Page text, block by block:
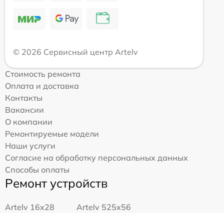
© 2026 Сервисный центр Artelv
Стоимость ремонта
Оплата и доставка
Контакты
Вакансии
О компании
Ремонтируемые модели
Наши услуги
Согласие на обработку персональных данных
Способы оплаты
Ремонт устройств
Artelv 16x28
Artelv 525x56